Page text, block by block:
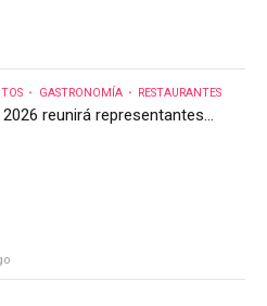
GASTRONOMÍA RESTAURANTES
2026 reunirá representantes